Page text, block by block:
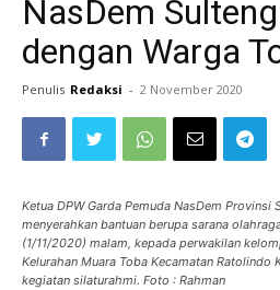
NasDem
dengan Warga
Penulis Redaksi - 2 November 2020
Ketua DPW Garda Pemuda NasDem Provinsi
menyerahkan bantuan berupa sarana
(1/11/2020) malam, kepada perwakilan
Kelurahan Muara Toba Kecamatan Ratolindo
kegiatan silaturahmi. Foto : Rahman